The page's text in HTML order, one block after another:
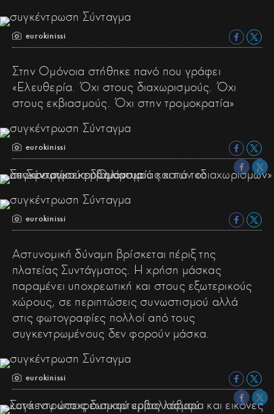
eurokinissi
Στην Ομόνοια στήθηκε πανό που γράφει
«Ελευθερία. Όχι στους διαχωρισμούς. Όχι
στους εκβιασμούς. Όχι στην τρομοκρατία»
eurokinissi
eurokinissi
Αστυνομική δύναμη βρίσκεται πέριξ της
πλατείας Συντάγματος. Η χρήση μάσκας
παραμένει υποχρεωτική και στους εξωτερικούς
χώρους, σε περιπτώσεις συνωστισμού αλλά
στις φωτογραφίες πολλοί από τους
συγκεντρωμένους δεν φορούν μάσκα.
eurokinissi